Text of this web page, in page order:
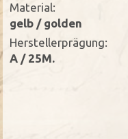
Material:
gelb / golden
Herstellerprägung:
A / 25M.